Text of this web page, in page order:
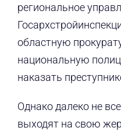
региональное
областную
национальную
наказать
Однако далеко не
выходят на свою